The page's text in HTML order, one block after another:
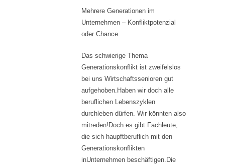
Mehrere Generationen im
Unternehmen – Konfliktpotenzial
oder Chance
Das schwierige Thema
Generationskonflikt ist zweifelslos
bei uns Wirtschaftssenioren gut
aufgehoben.Haben wir doch alle
beruflichen Lebenszyklen
durchleben dürfen. Wir könnten also
mitreden!Doch es gibt Fachleute,
die sich haupftberuflich mit den
Generationskonflikten
inUnternehmen beschäftigen.Die